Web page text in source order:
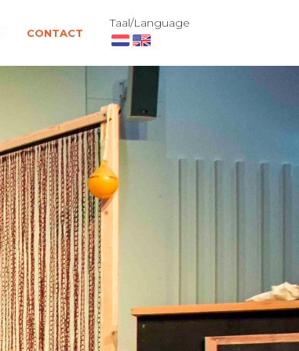
Taal/Language
CONTACT